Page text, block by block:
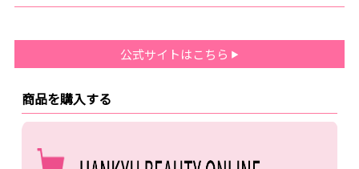
公式サイトはこちら
商品を購入する